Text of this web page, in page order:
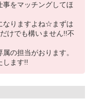
をマッチングしてほ
なりますよね☆まずは
けでも構いません!!不
の担当がおります。
します!!